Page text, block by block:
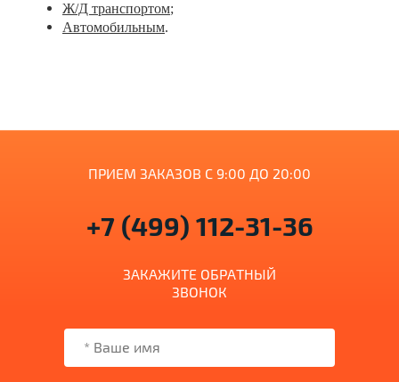
Ж/Д транспортом;
Автомобильным.
ПРИЕМ ЗАКАЗОВ С 9:00 ДО 20:00
+7 (499) 112-31-36
ЗАКАЖИТЕ ОБРАТНЫЙ
ЗВОНОК